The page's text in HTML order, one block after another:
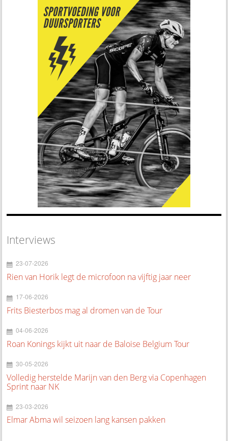
Interviews
23-07-2026
Rien van Horik legt de microfoon na vijftig jaar neer
17-06-2026
Frits Biesterbos mag al dromen van de Tour
04-06-2026
Roan Konings kijkt uit naar de Baloise Belgium Tour
30-05-2026
Volledig herstelde Marijn van den Berg via Copenhagen
Sprint naar NK
23-03-2026
Elmar Abma wil seizoen lang kansen pakken